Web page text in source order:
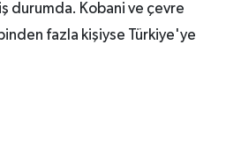
durumda. Kobani ve çevre
fazla kişiyse Türkiye'ye